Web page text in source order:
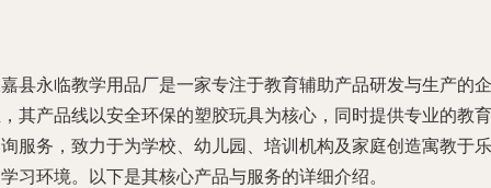
县永临教学用品厂是一家专注于教育辅助产品研发与生产的企
其产品线以安全环保的塑胶玩具为核心，同时提供专业的教育
服务，致力于为学校、幼儿园、培训机构及家庭创造寓教于乐
习环境。以下是其核心产品与服务的详细介绍。